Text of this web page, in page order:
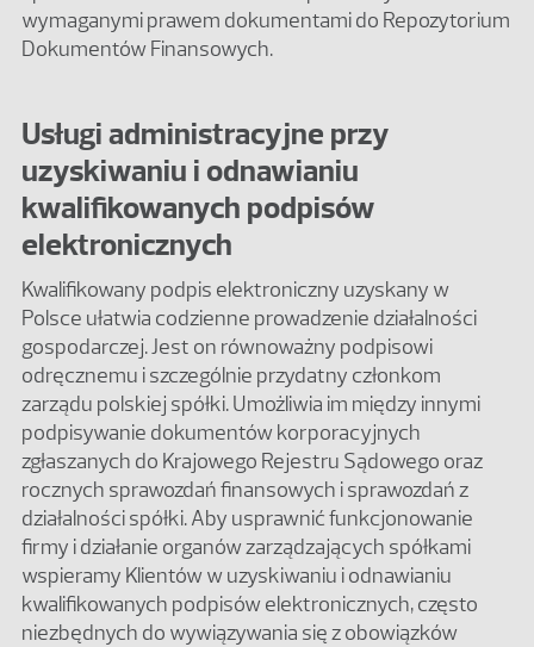
wymaganymi prawem dokumentami do Repozytorium
Dokumentów Finansowych.
Usługi administracyjne przy
uzyskiwaniu i odnawianiu
kwalifikowanych podpisów
elektronicznych
Kwalifikowany podpis elektroniczny uzyskany w
Polsce ułatwia codzienne prowadzenie działalności
gospodarczej. Jest on równoważny podpisowi
odręcznemu i szczególnie przydatny członkom
zarządu polskiej spółki. Umożliwia im między innymi
podpisywanie dokumentów korporacyjnych
zgłaszanych do Krajowego Rejestru Sądowego oraz
rocznych sprawozdań finansowych i sprawozdań z
działalności spółki. Aby usprawnić funkcjonowanie
firmy i działanie organów zarządzających spółkami
wspieramy Klientów w uzyskiwaniu i odnawianiu
kwalifikowanych podpisów elektronicznych, często
niezbędnych do wywiązywania się z obowiązków